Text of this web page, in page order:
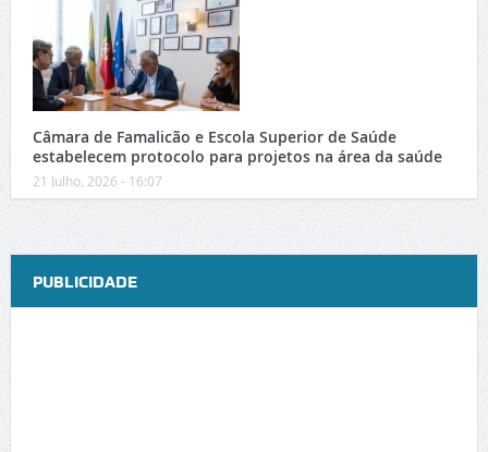
Câmara de Famalicão e Escola Superior de Saúde
estabelecem protocolo para projetos na área da saúde
21 Julho, 2026 - 16:07
PUBLICIDADE